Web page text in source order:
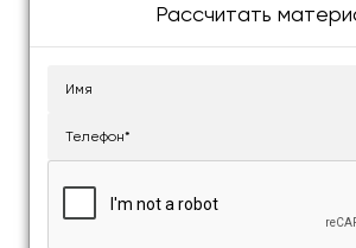
Рассчитать